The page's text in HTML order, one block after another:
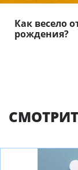
Как весело
рождения?